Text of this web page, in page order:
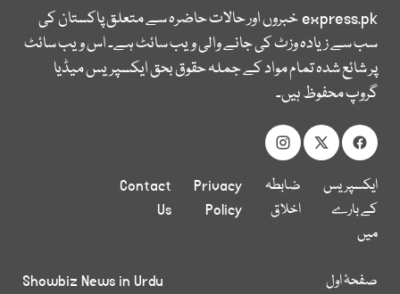
express.pkخبروں اور حالات حاضرہ سے متعلق پاکستان کی
سب سے زیادہ وزٹ کی جانے والی ویب سائٹ ہے۔ اس ویب سائٹ
پر شائع شدہ تمام مواد کے جملہ حقوق بحق ایکسپریس میڈیا
گروپ محفوظ ہیں۔
ایکسپریس
کے بارے
میں
ضابطہ
اخلاق
Privacy
Policy
Contact
Us
صفحۂ اول
Showbiz News in Urdu